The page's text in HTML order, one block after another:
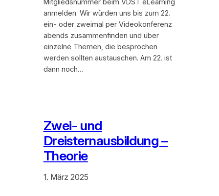
Mitgliedsnummer beim VDST eLearning
anmelden. Wir würden uns bis zum 22.
ein- oder zweimal per Videokonferenz
abends zusammenfinden und über
einzelne Themen, die besprochen
werden sollten austauschen. Am 22. ist
dann noch…
Zwei- und
Dreisternausbildung –
Theorie
1. März 2025